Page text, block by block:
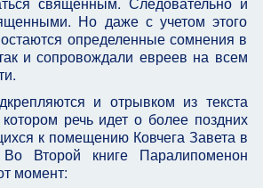
Но даже с учетом этого
определенные сомнения в
и сопровождали евреев на всем
и отрывком из текста
речь идет о более поздних
к помещению Ковчега Завета в
Второй книге Паралипоменон
момент: